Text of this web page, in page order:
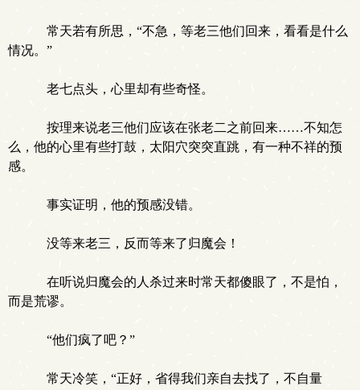
常天若有所思，“不急，等老三他们回来，看看是什么
情况。”
老七点头，心里却有些奇怪。
按理来说老三他们应该在张老二之前回来……不知怎
么，他的心里有些打鼓，太阳穴突突直跳，有一种不祥的预
感。
事实证明，他的预感没错。
没等来老三，反而等来了归魔会！
在听说归魔会的人杀过来时常天都傻眼了，不是怕，
而是荒谬。
“他们疯了吧？”
常天冷笑，“正好，省得我们亲自去找了，不自量